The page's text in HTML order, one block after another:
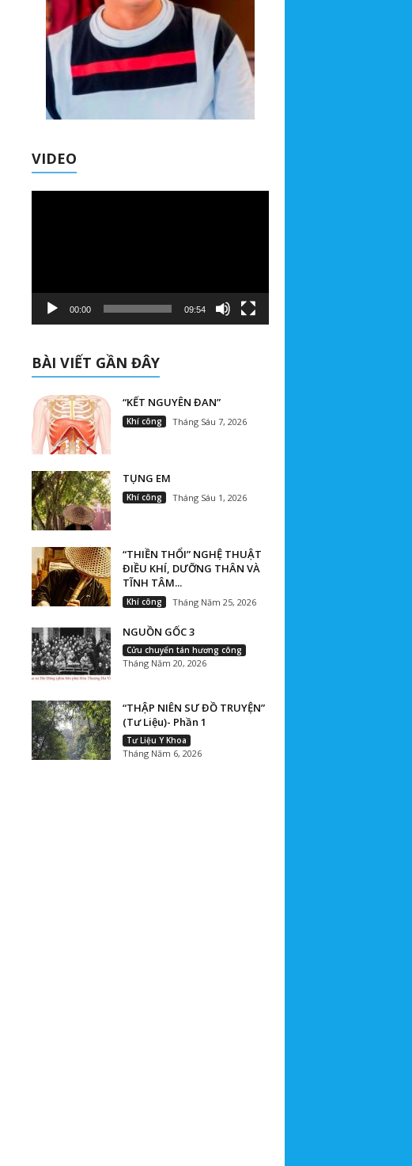
VIDEO
00:00 09:54
BÀI VIẾT GẦN ĐÂY
“KẾT NGUYÊN ĐAN”
Khí công Tháng Sáu 7, 2026
TỤNG EM
Khí công Tháng Sáu 1, 2026
“THIỀN THỔI” NGHỆ THUẬT
ĐIỀU KHÍ, DƯỠNG THÂN VÀ
TĨNH TÂM...
Khí công Tháng Năm 25, 2026
NGUỒN GỐC 3
Cửu chuyển tán hương công
Tháng Năm 20, 2026
“THẬP NIÊN SƯ ĐỒ TRUYỆN”
(Tư Liệu)- Phần 1
Tư Liệu Y Khoa
Tháng Năm 6, 2026